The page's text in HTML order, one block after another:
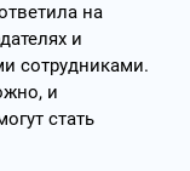
на
и
сотрудниками.
и
стать